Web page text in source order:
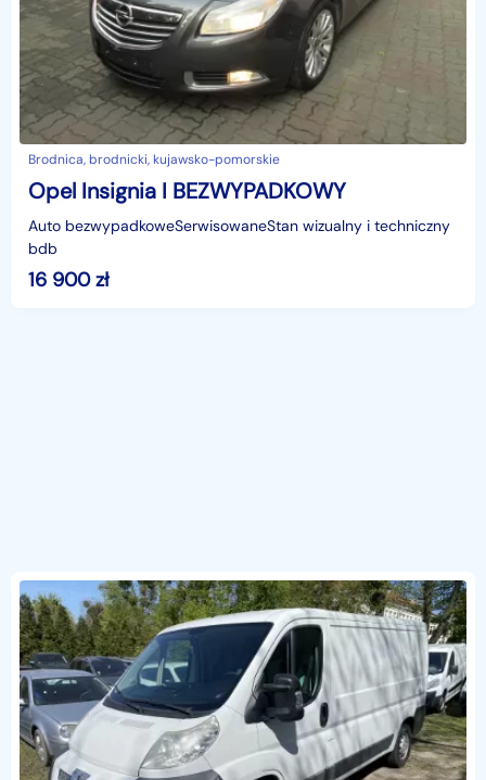
Brodnica, brodnicki, kujawsko-pomorskie
Opel Insignia I BEZWYPADKOWY
Auto bezwypadkoweSerwisowaneStan wizualny i techniczny
bdb
16 900zł